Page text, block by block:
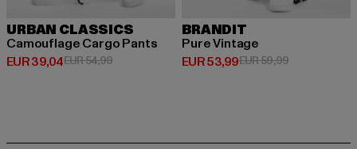
URBAN CLASSICS
Camouflage Cargo Pants
EUR 39,04
Derzeitiger Preis: EUR 39,04
EUR 54,99Aktionspreis: EUR 54,99
BRANDIT
Pure Vintage
EUR 53,99
Derzeitiger Preis: EUR 53,99
EUR 59,99Aktionspreis: